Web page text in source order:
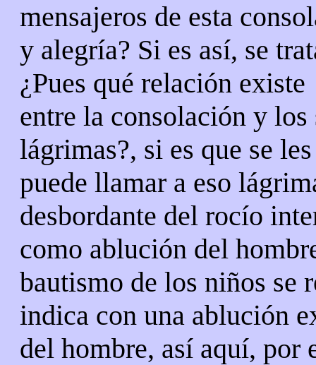
mensajeros de esta
y alegría? Si es así, se
¿Pues qué relación existe
entre la consolación y
lágrimas?, si es que se les
puede llamar a eso
desbordante del rocío
como ablución del
bautismo de los niños se
indica con una ablución
del hombre, así aquí, por